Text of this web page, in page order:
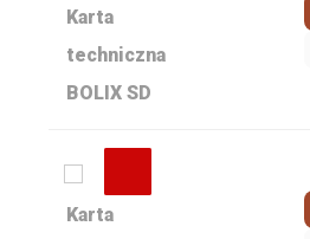
KONTAKT
WYSZUKIWANIE
Karta
techniczna
BOLIX SD
Karta